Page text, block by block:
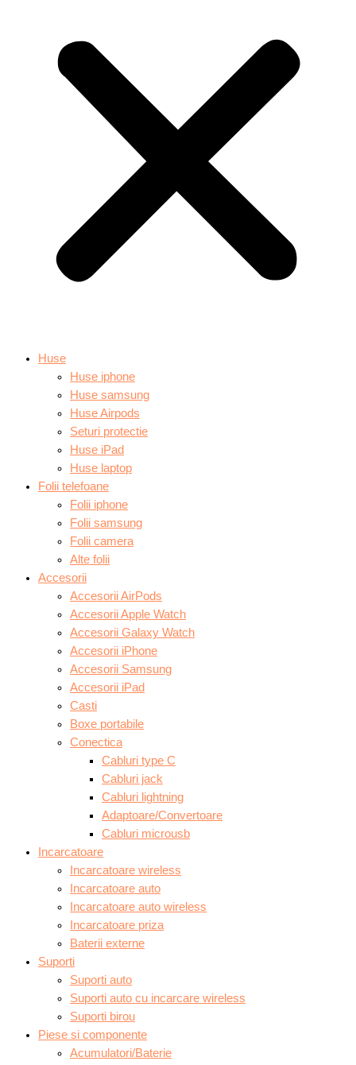
Huse
Huse iphone
Huse samsung
Huse Airpods
Seturi protectie
Huse iPad
Huse laptop
Folii telefoane
Folii iphone
Folii samsung
Folii camera
Alte folii
Accesorii
Accesorii AirPods
Accesorii Apple Watch
Accesorii Galaxy Watch
Accesorii iPhone
Accesorii Samsung
Accesorii iPad
Casti
Boxe portabile
Conectica
Cabluri type C
Cabluri jack
Cabluri lightning
Adaptoare/Convertoare
Cabluri microusb
Incarcatoare
Incarcatoare wireless
Incarcatoare auto
Incarcatoare auto wireless
Incarcatoare priza
Baterii externe
Suporti
Suporti auto
Suporti auto cu incarcare wireless
Suporti birou
Piese si componente
Acumulatori/Baterie